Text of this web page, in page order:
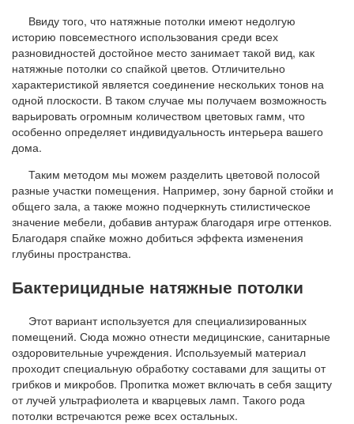
Ввиду того, что натяжные потолки имеют недолгую
историю повсеместного использования среди всех
разновидностей достойное место занимает такой вид, как
натяжные потолки со спайкой цветов. Отличительно
характеристикой является соединение нескольких тонов на
одной плоскости. В таком случае мы получаем возможность
варьировать огромным количеством цветовых гамм, что
особенно определяет индивидуальность интерьера вашего
дома.
Таким методом мы можем разделить цветовой полосой
разные участки помещения. Например, зону барной стойки и
общего зала, а также можно подчеркнуть стилистическое
значение мебели, добавив антураж благодаря игре оттенков.
Благодаря спайке можно добиться эффекта изменения
глубины пространства.
Бактерицидные натяжные потолки
Этот вариант используется для специализированных
помещений. Сюда можно отнести медицинские, санитарные
оздоровительные учреждения. Используемый материал
проходит специальную обработку составами для защиты от
грибков и микробов. Пропитка может включать в себя защиту
от лучей ультрафиолета и кварцевых ламп. Такого рода
потолки встречаются реже всех остальных.